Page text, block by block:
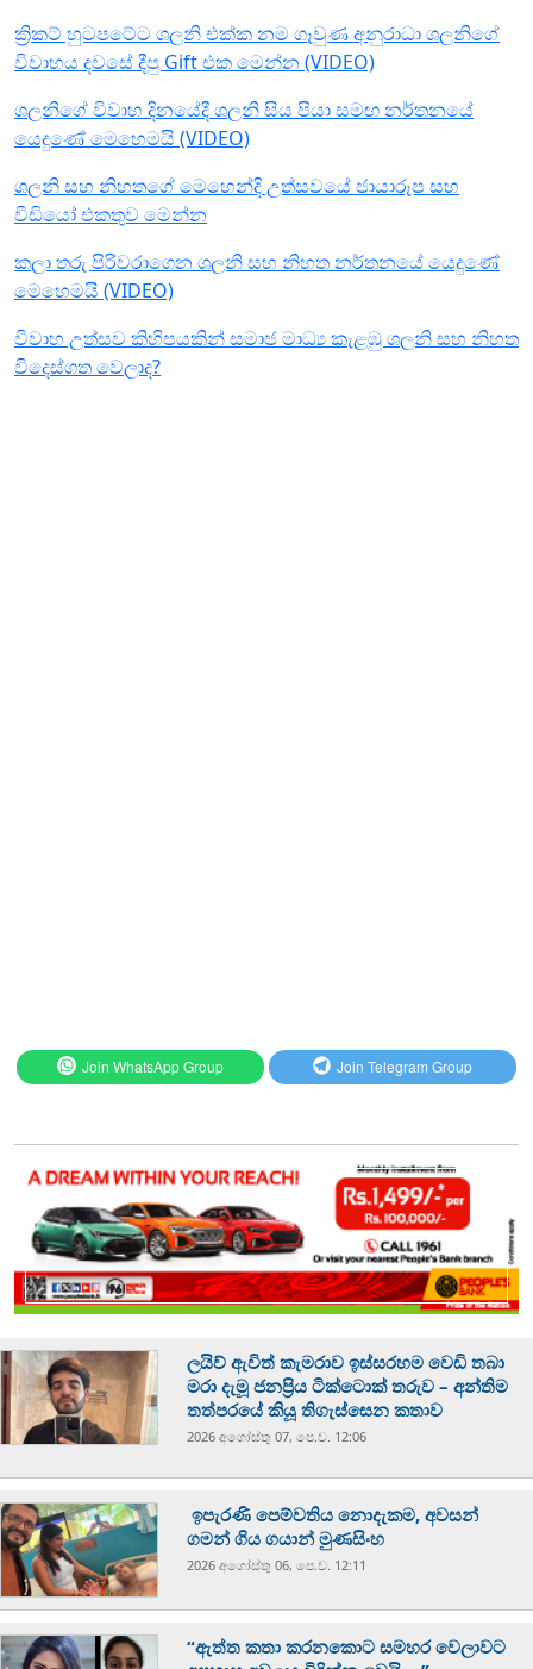
ක්‍රිකට් හුටපටේට ශලනි එක්ක නම ගෑවුණ අනුරාධා ශලනිගේ
විවාහය දවසේ දීපු Gift එක මෙන්න (VIDEO)
ශලනිගේ විවාහ දිනයේදී ශලනි සිය පියා සමඟ නර්තනයේ
යෙදුණේ මෙහෙමයි (VIDEO)
ශලනි සහ නිහතගේ මෙහෙන්දි උත්සවයේ ජායාරූප සහ
වීඩියෝ එකතුව මෙන්න
කලා තරු පිරිවරාගෙන ශලනි සහ නිහත නර්තනයේ යෙදුණේ
මෙහෙමයි (VIDEO)
විවාහ උත්සව කිහිපයකින් සමාජ මාධ්‍ය කැළඹු ශලනි සහ නිහත
විදෙස්ගත වෙලාද?
Join WhatsApp Group Join Telegram Group
ලයිව් ඇවිත් කැමරාව ඉස්සරහම වෙඩි තබා
මරා දැමූ ජනප්‍රිය ටික්ටොක් තරුව – අන්තිම
තත්පරයේ කියූ තිගැස්සෙන කතාව
2026 අගෝස්‍තු 07, පෙ.ව. 12:06
ඉපැරණි පෙම්වතිය නොදැකම, අවසන්
ගමන් ගිය ගයාන් මුණසිංහ
2026 අගෝස්‍තු 06, පෙ.ව. 12:11
“ඇත්ත කතා කරනකොට සමහර වෙලාවට